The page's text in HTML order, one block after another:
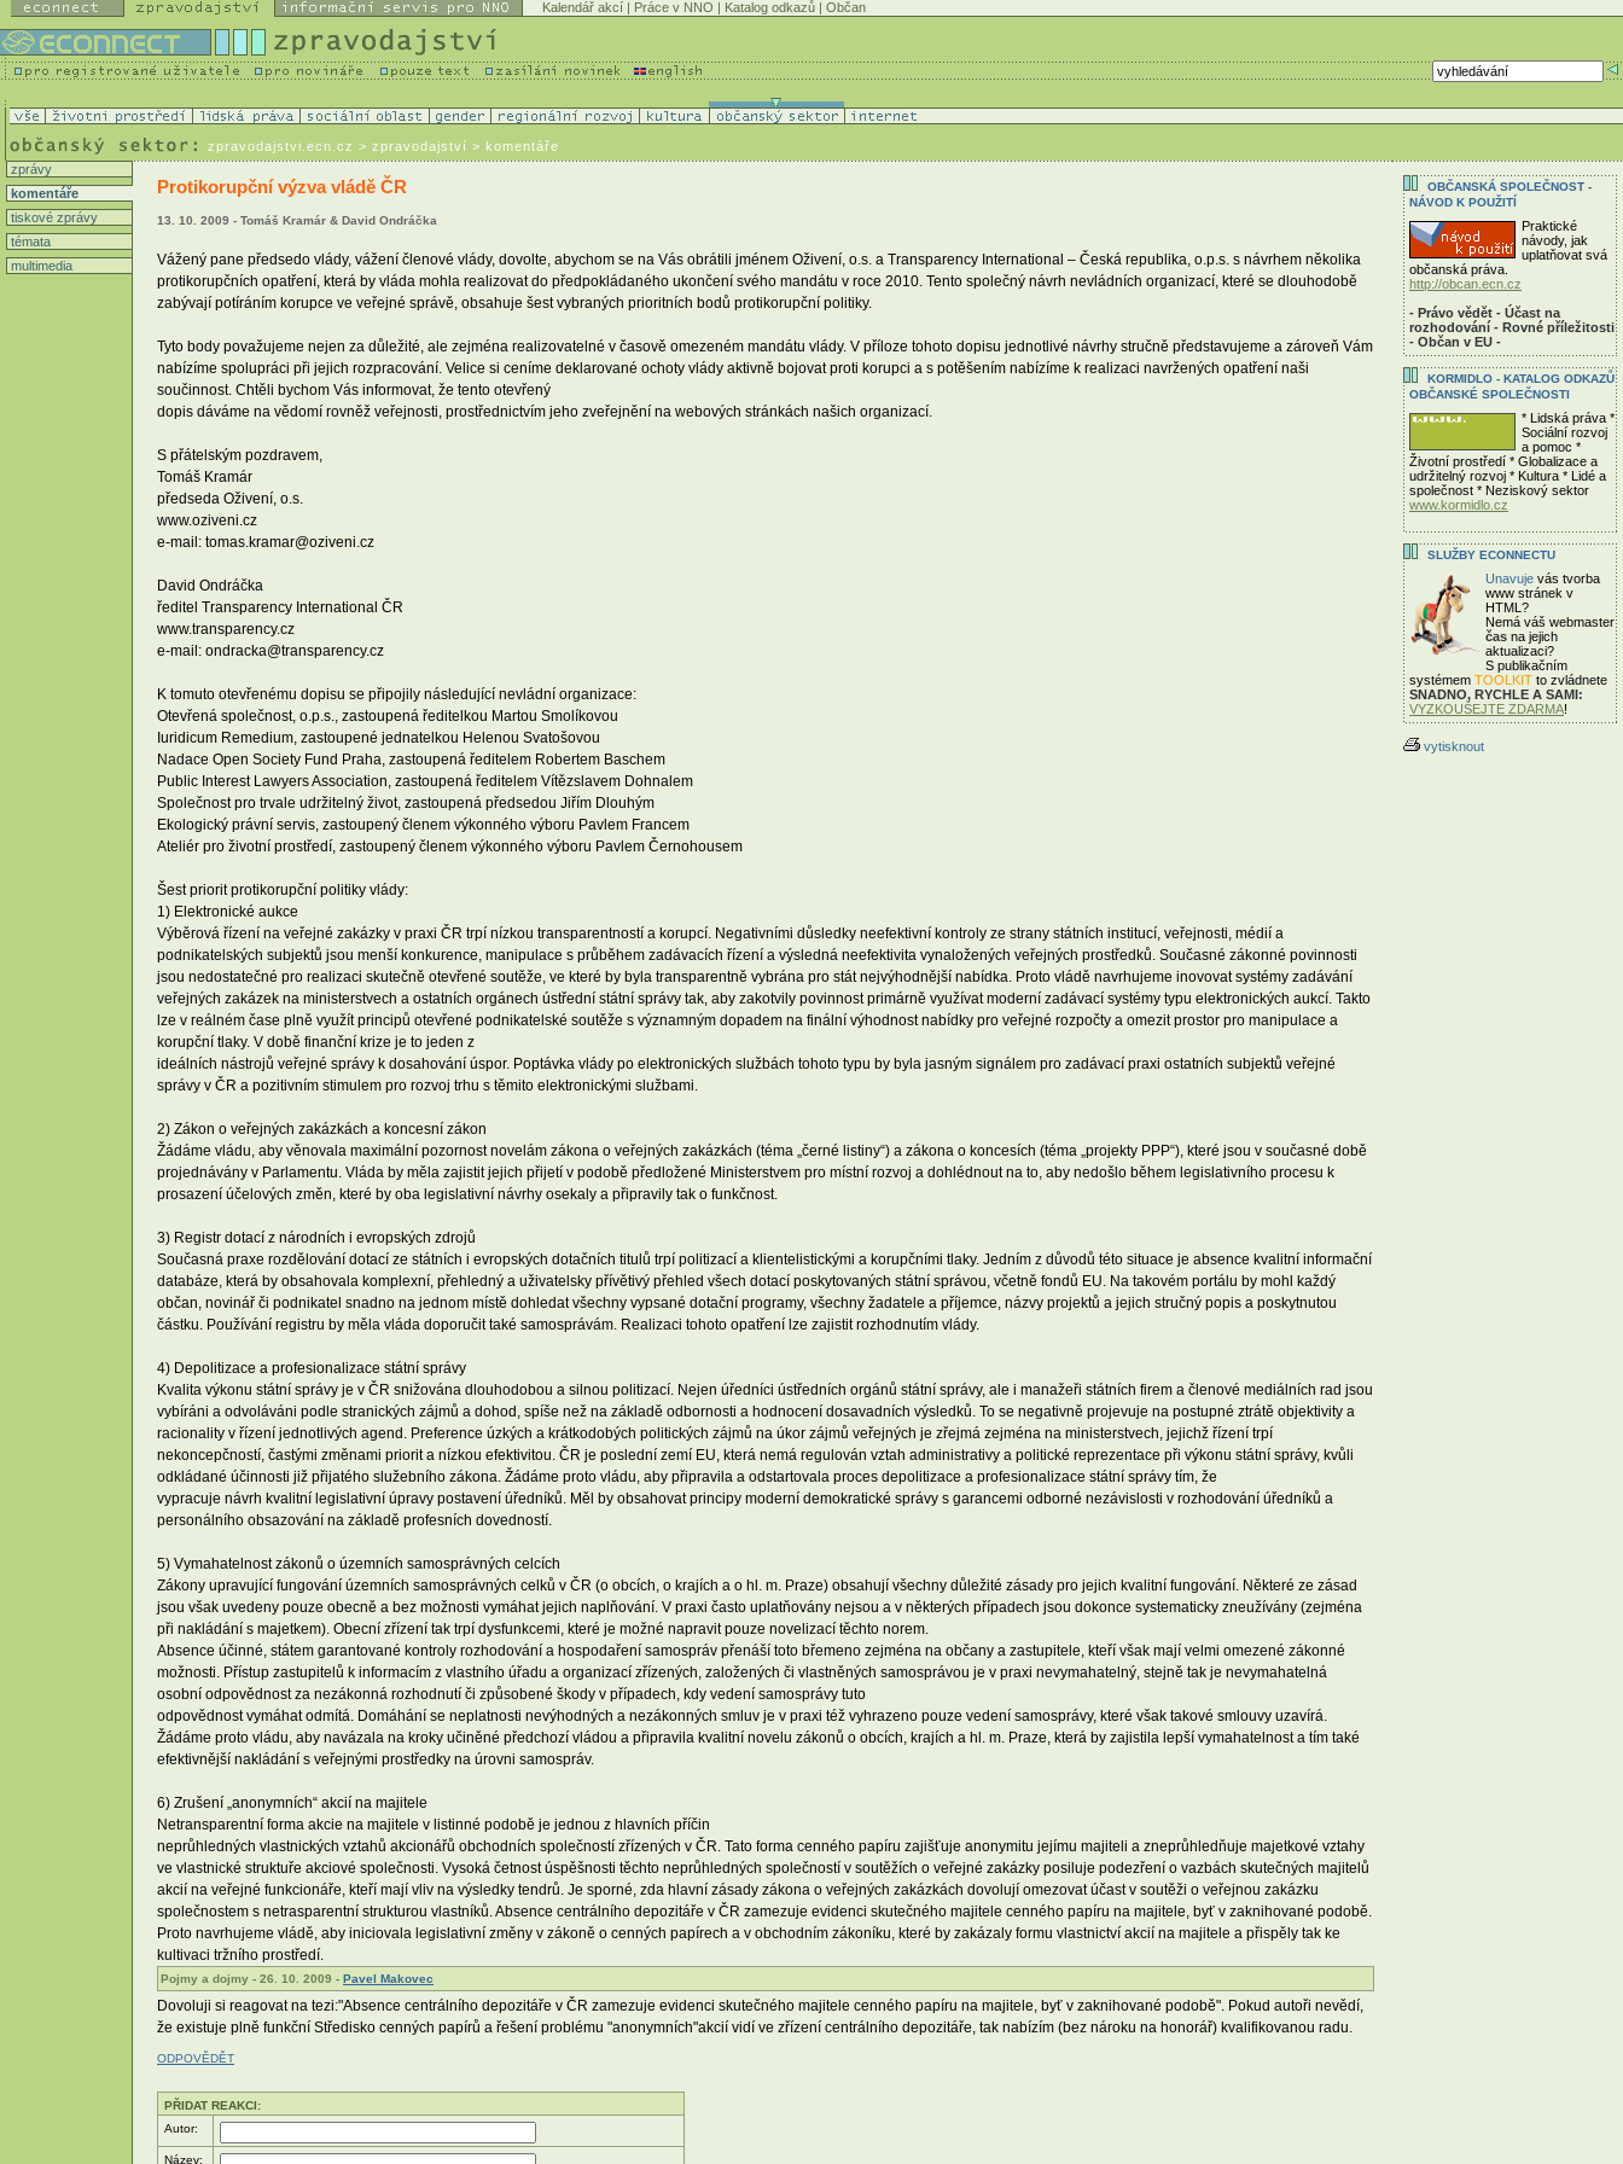
Kalendář akcí | Práce v NNO | Katalog odkazů | Občan
zpravodajstvi.ecn.cz > zpravodajství > komentáře
zprávy
komentáře
tiskové zprávy
témata
multimedia
Protikorupční výzva vládě ČR
13. 10. 2009 - Tomáš Kramár & David Ondráčka
Vážený pane předsedo vlády, vážení členové vlády, dovolte, abychom se na Vás obrátili jménem Oživení, o.s. a Transparency International – Česká republika, o.p.s. s návrhem několika
protikorupčních opatření, která by vláda mohla realizovat do předpokládaného ukončení svého mandátu v roce 2010. Tento společný návrh nevládních organizací, které se dlouhodobě
zabývají potíráním korupce ve veřejné správě, obsahuje šest vybraných prioritních bodů protikorupční politiky.
Tyto body považujeme nejen za důležité, ale zejména realizovatelné v časově omezeném mandátu vlády. V příloze tohoto dopisu jednotlivé návrhy stručně představujeme a zároveň Vám
nabízíme spolupráci při jejich rozpracování. Velice si ceníme deklarované ochoty vlády aktivně bojovat proti korupci a s potěšením nabízíme k realizaci navržených opatření naši
součinnost. Chtěli bychom Vás informovat, že tento otevřený
dopis dáváme na vědomí rovněž veřejnosti, prostřednictvím jeho zveřejnění na webových stránkách našich organizací.
S přátelským pozdravem,
Tomáš Kramár
předseda Oživení, o.s.
www.oziveni.cz
e-mail: tomas.kramar@oziveni.cz
David Ondráčka
ředitel Transparency International ČR
www.transparency.cz
e-mail: ondracka@transparency.cz
K tomuto otevřenému dopisu se připojily následující nevládní organizace:
Otevřená společnost, o.p.s., zastoupená ředitelkou Martou Smolíkovou
Iuridicum Remedium, zastoupené jednatelkou Helenou Svatošovou
Nadace Open Society Fund Praha, zastoupená ředitelem Robertem Baschem
Public Interest Lawyers Association, zastoupená ředitelem Vítězslavem Dohnalem
Společnost pro trvale udržitelný život, zastoupená předsedou Jiřím Dlouhým
Ekologický právní servis, zastoupený členem výkonného výboru Pavlem Francem
Ateliér pro životní prostředí, zastoupený členem výkonného výboru Pavlem Černohousem
Šest priorit protikorupční politiky vlády:
1) Elektronické aukce
Výběrová řízení na veřejné zakázky v praxi ČR trpí nízkou transparentností a korupcí. Negativními důsledky neefektivní kontroly ze strany státních institucí, veřejnosti, médií a
podnikatelských subjektů jsou menší konkurence, manipulace s průběhem zadávacích řízení a výsledná neefektivita vynaložených veřejných prostředků. Současné zákonné povinnosti
jsou nedostatečné pro realizaci skutečně otevřené soutěže, ve které by byla transparentně vybrána pro stát nejvýhodnější nabídka. Proto vládě navrhujeme inovovat systémy zadávání
veřejných zakázek na ministerstvech a ostatních orgánech ústřední státní správy tak, aby zakotvily povinnost primárně využívat moderní zadávací systémy typu elektronických aukcí. Takto
lze v reálném čase plně využít principů otevřené podnikatelské soutěže s významným dopadem na finální výhodnost nabídky pro veřejné rozpočty a omezit prostor pro manipulace a
korupční tlaky. V době finanční krize je to jeden z
ideálních nástrojů veřejné správy k dosahování úspor. Poptávka vlády po elektronických službách tohoto typu by byla jasným signálem pro zadávací praxi ostatních subjektů veřejné
správy v ČR a pozitivním stimulem pro rozvoj trhu s těmito elektronickými službami.
2) Zákon o veřejných zakázkách a koncesní zákon
Žádáme vládu, aby věnovala maximální pozornost novelám zákona o veřejných zakázkách (téma „černé listiny“) a zákona o koncesích (téma „projekty PPP“), které jsou v současné době
projednávány v Parlamentu. Vláda by měla zajistit jejich přijetí v podobě předložené Ministerstvem pro místní rozvoj a dohlédnout na to, aby nedošlo během legislativního procesu k
prosazení účelových změn, které by oba legislativní návrhy osekaly a připravily tak o funkčnost.
3) Registr dotací z národních i evropských zdrojů
Současná praxe rozdělování dotací ze státních i evropských dotačních titulů trpí politizací a klientelistickými a korupčními tlaky. Jedním z důvodů této situace je absence kvalitní informační
databáze, která by obsahovala komplexní, přehledný a uživatelsky přívětivý přehled všech dotací poskytovaných státní správou, včetně fondů EU. Na takovém portálu by mohl každý
občan, novinář či podnikatel snadno na jednom místě dohledat všechny vypsané dotační programy, všechny žadatele a příjemce, názvy projektů a jejich stručný popis a poskytnutou
částku. Používání registru by měla vláda doporučit také samosprávám. Realizaci tohoto opatření lze zajistit rozhodnutím vlády.
4) Depolitizace a profesionalizace státní správy
Kvalita výkonu státní správy je v ČR snižována dlouhodobou a silnou politizací. Nejen úředníci ústředních orgánů státní správy, ale i manažeři státních firem a členové mediálních rad jsou
vybíráni a odvoláváni podle stranických zájmů a dohod, spíše než na základě odbornosti a hodnocení dosavadních výsledků. To se negativně projevuje na postupné ztrátě objektivity a
racionality v řízení jednotlivých agend. Preference úzkých a krátkodobých politických zájmů na úkor zájmů veřejných je zřejmá zejména na ministerstvech, jejichž řízení trpí
nekoncepčností, častými změnami priorit a nízkou efektivitou. ČR je poslední zemí EU, která nemá regulován vztah administrativy a politické reprezentace při výkonu státní správy, kvůli
odkládané účinnosti již přijatého služebního zákona. Žádáme proto vládu, aby připravila a odstartovala proces depolitizace a profesionalizace státní správy tím, že
vypracuje návrh kvalitní legislativní úpravy postavení úředníků. Měl by obsahovat principy moderní demokratické správy s garancemi odborné nezávislosti v rozhodování úředníků a
personálního obsazování na základě profesních dovedností.
5) Vymahatelnost zákonů o územních samosprávných celcích
Zákony upravující fungování územních samosprávných celků v ČR (o obcích, o krajích a o hl. m. Praze) obsahují všechny důležité zásady pro jejich kvalitní fungování. Některé ze zásad
jsou však uvedeny pouze obecně a bez možnosti vymáhat jejich naplňování. V praxi často uplatňovány nejsou a v některých případech jsou dokonce systematicky zneužívány (zejména
při nakládání s majetkem). Obecní zřízení tak trpí dysfunkcemi, které je možné napravit pouze novelizací těchto norem.
Absence účinné, státem garantované kontroly rozhodování a hospodaření samospráv přenáší toto břemeno zejména na občany a zastupitele, kteří však mají velmi omezené zákonné
možnosti. Přístup zastupitelů k informacím z vlastního úřadu a organizací zřízených, založených či vlastněných samosprávou je v praxi nevymahatelný, stejně tak je nevymahatelná
osobní odpovědnost za nezákonná rozhodnutí či způsobené škody v případech, kdy vedení samosprávy tuto
odpovědnost vymáhat odmítá. Domáhání se neplatnosti nevýhodných a nezákonných smluv je v praxi též vyhrazeno pouze vedení samosprávy, které však takové smlouvy uzavírá.
Žádáme proto vládu, aby navázala na kroky učiněné předchozí vládou a připravila kvalitní novelu zákonů o obcích, krajích a hl. m. Praze, která by zajistila lepší vymahatelnost a tím také
efektivnější nakládání s veřejnými prostředky na úrovni samospráv.
6) Zrušení „anonymních“ akcií na majitele
Netransparentní forma akcie na majitele v listinné podobě je jednou z hlavních příčin
neprůhledných vlastnických vztahů akcionářů obchodních společností zřízených v ČR. Tato forma cenného papíru zajišťuje anonymitu jejímu majiteli a zneprůhledňuje majetkové vztahy
ve vlastnické struktuře akciové společnosti. Vysoká četnost úspěšnosti těchto neprůhledných společností v soutěžích o veřejné zakázky posiluje podezření o vazbách skutečných majitelů
akcií na veřejné funkcionáře, kteří mají vliv na výsledky tendrů. Je sporné, zda hlavní zásady zákona o veřejných zakázkách dovolují omezovat účast v soutěži o veřejnou zakázku
společnostem s netrasparentní strukturou vlastníků. Absence centrálního depozitáře v ČR zamezuje evidenci skutečného majitele cenného papíru na majitele, byť v zaknihované podobě.
Proto navrhujeme vládě, aby iniciovala legislativní změny v zákoně o cenných papírech a v obchodním zákoníku, které by zakázaly formu vlastnictví akcií na majitele a přispěly tak ke
kultivaci tržního prostředí.
Pojmy a dojmy - 26. 10. 2009 - Pavel Makovec
Dovoluji si reagovat na tezi:"Absence centrálního depozitáře v ČR zamezuje evidenci skutečného majitele cenného papíru na majitele, byť v zaknihované podobě". Pokud autoři nevědí,
že existuje plně funkční Středisko cenných papírů a řešení problému "anonymních"akcií vidí ve zřízení centrálního depozitáře, tak nabízím (bez nároku na honorář) kvalifikovanou radu.
ODPOVĚDĚT
PŘIDAT REAKCI:
Autor:
Název:
OBČANSKÁ SPOLEČNOST -
NÁVOD K POUŽITÍ
Praktické
návody, jak
uplatňovat svá
občanská práva.
http://obcan.ecn.cz
- Právo vědět - Účast na
rozhodování - Rovné příležitosti
- Občan v EU -
KORMIDLO - KATALOG ODKAZŮ
OBČANSKÉ SPOLEČNOSTI
* Lidská práva *
Sociální rozvoj
a pomoc *
Životní prostředí * Globalizace a
udržitelný rozvoj * Kultura * Lidé a
společnost * Neziskový sektor
www.kormidlo.cz
SLUŽBY ECONNECTU
Unavuje vás tvorba
www stránek v
HTML?
Nemá váš webmaster
čas na jejich
aktualizaci?
S publikačním
systémem TOOLKIT to zvládnete
SNADNO, RYCHLE A SAMI:
VYZKOUŠEJTE ZDARMA!
vytisknout